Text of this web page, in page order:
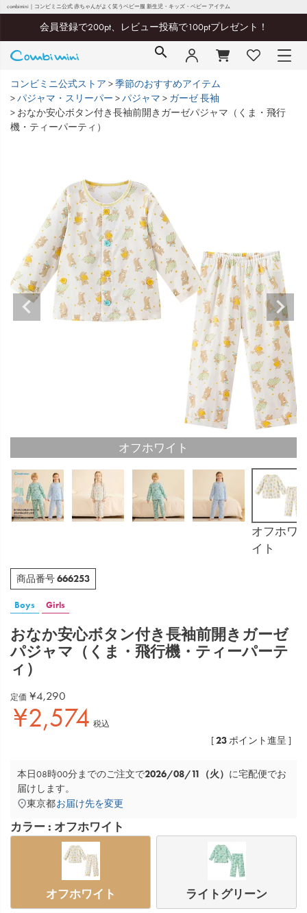
combimini｜コンビミニ公式 赤ちゃんがよく笑うベビー服 新生児・キッズ・ベビー アイテム
会員登録で200pt、レビュー投稿で100ptプレゼント！
コンビミニ公式ストア
季節のおすすめアイテム
パジャマ・スリーパー
パジャマ
ガーゼ 長袖
おなか安心ボタン付き長袖前開きガーゼパジャマ（くま・飛行
機・ティーパーティ）
オフホワイト
オフホワ
イト
商品番号666253
Boys Girls
おなか安心ボタン付き長袖前開きガーゼ
パジャマ（くま・飛行機・ティーパーテ
ィ）
定価 ¥4,290
¥2,574 税込
[23ポイント進呈 ]
本日08時00分までのご注文で2026/08/11（火） に宅配便でお
届けします。
東京都お届け先を変更
カラー オフホワイト
オフホワイト ライトグリーン